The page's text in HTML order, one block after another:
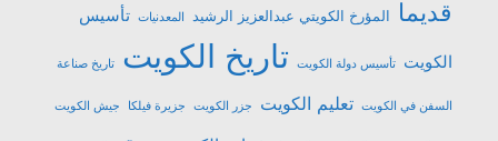
قديما
المؤرخ الكويتي عبدالعزيز الرشيد المعدنيات تأسيس
الكويت تأسيس دولة الكويت تاريخ الكويت تاريخ صناعة
السفن في الكويت تعليم الكويت جزر الكويت جزيرة فيلكا جيش الكويت